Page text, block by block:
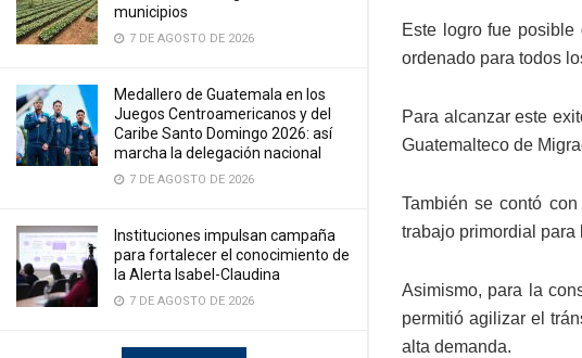
municipios
7 DE AGOSTO DE 2026
Medallero de Guatemala en los
Juegos Centroamericanos y del
Caribe Santo Domingo 2026: así
marcha la delegación nacional
7 DE AGOSTO DE 2026
Instituciones impulsan campaña
para fortalecer el conocimiento de
la Alerta Isabel-Claudina
7 DE AGOSTO DE 2026
Este logro fue
ordenado para todos
Para alcanzar este
Guatemalteco de
También se contó
trabajo primordial para
Asimismo, para la
permitió agilizar el
alta demanda.